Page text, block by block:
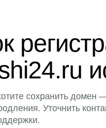
сохранить домен
Уточнить